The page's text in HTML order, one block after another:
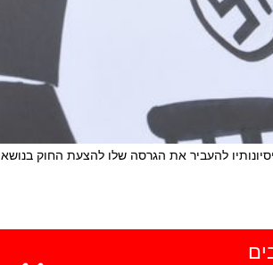
להעביר את הגרסה שלו להצעת החוק בנושא